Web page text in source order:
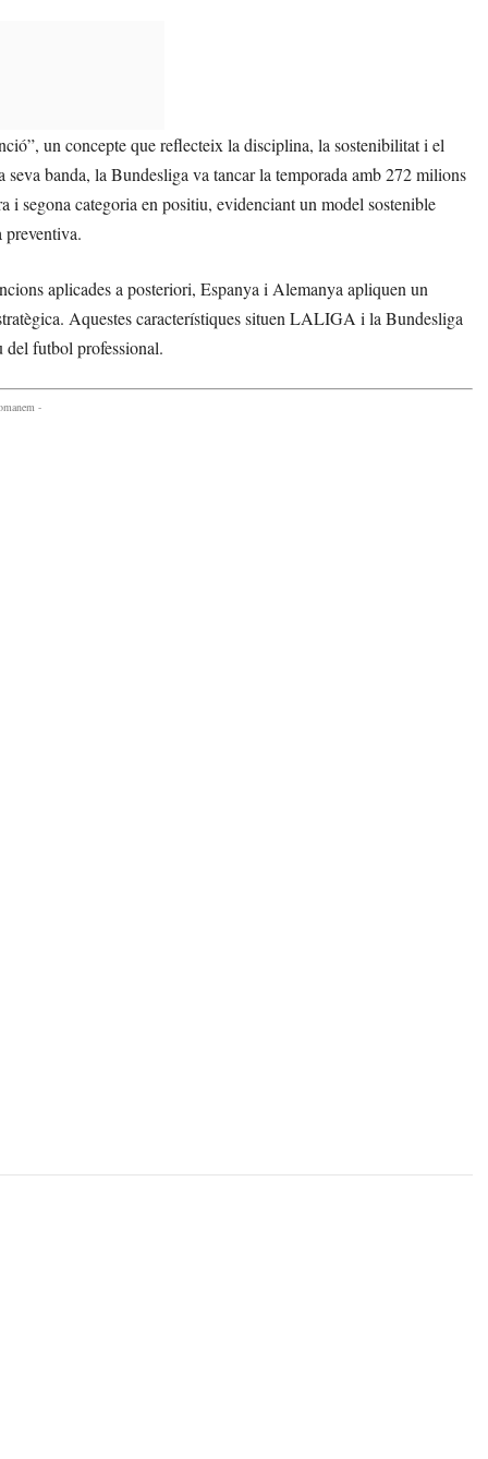
un concepte que reflecteix la disciplina, la sostenibilitat i el
banda, la Bundesliga va tancar la temporada amb 272 milions
i segona categoria en positiu, evidenciant un model sostenible
preventiva.
aplicades a posteriori, Espanya i Alemanya apliquen un
Aquestes característiques situen LALIGA i la Bundesliga
del futbol professional.
-